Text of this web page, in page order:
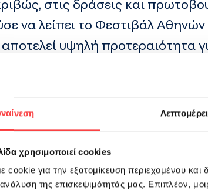
χρησιμοποιεί cookies
cookie για την εξατομίκευση περιεχομένου
της επισκεψιμότητάς μας. Επιπλέον,
στις δράσεις και
να λείπει το Φεστιβάλ
υψηλή προτεραιότητα